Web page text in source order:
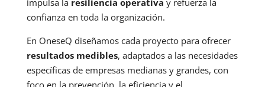
impulsa la resiliencia operativa y refuerza la
confianza en toda la organización.
En OneseQ diseñamos cada proyecto para ofrecer
resultados medibles, adaptados a las necesidades
específicas de empresas medianas y grandes, con
foco en la prevención, la eficiencia y el